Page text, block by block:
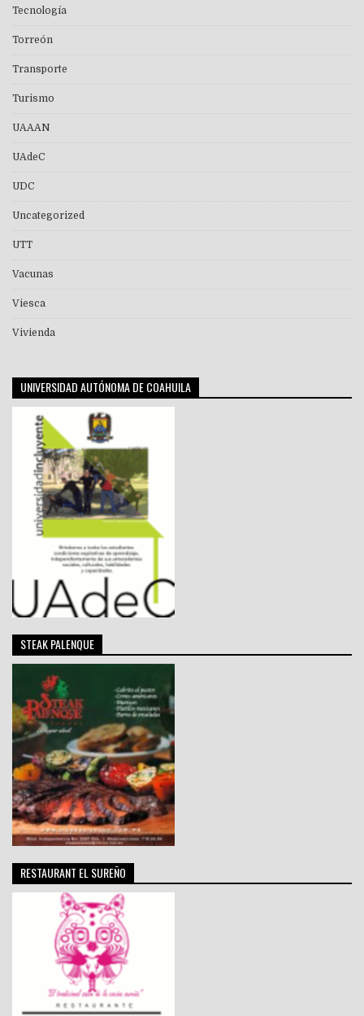
Tecnología
Torreón
Transporte
Turismo
UAAAN
UAdeC
UDC
Uncategorized
UTT
Vacunas
Viesca
Vivienda
UNIVERSIDAD AUTÓNOMA DE COAHUILA
STEAK PALENQUE
RESTAURANT EL SUREÑO